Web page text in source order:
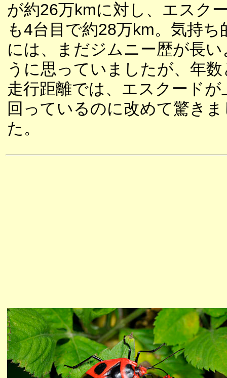
が約26万kmに対し、エスク
も4台目で約28万km。気持ち
には、まだジムニー歴が長い
うに思っていましたが、年数
走行距離では、エスクードが
回っているのに改めて驚きま
た。